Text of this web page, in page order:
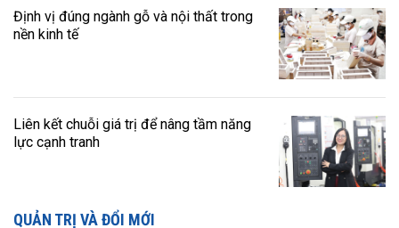
Định vị đúng ngành gỗ và nội thất trong
nền kinh tế
Liên kết chuỗi giá trị để nâng tầm năng
lực cạnh tranh
QUẢN TRỊ VÀ ĐỔI MỚI